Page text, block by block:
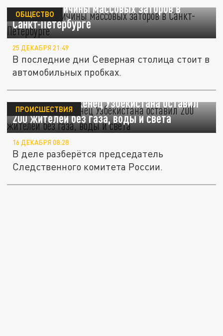
Названы причины массовых заторов в
Санкт-Петербурге
ОБЩЕСТВО
25 ДЕКАБРЯ 21:49
В последние дни Северная столица стоит в
автомобильных пробках.
В Сальске уроженец Узбекистана оставил
200 жителей без газа, воды и света
ПРОИСШЕСТВИЯ
16 ДЕКАБРЯ 08:28
В деле разберётся председатель
Следственного комитета России.